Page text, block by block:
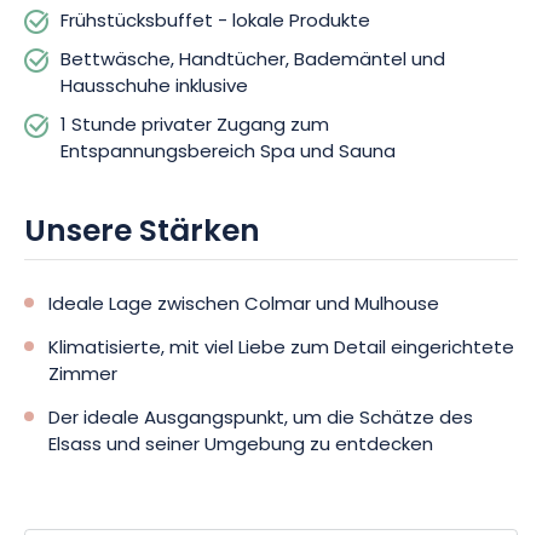
Zugang zum Entspannungsbereich Spa und Sauna.
Handtücher, Bademäntel, Bettwäsche und Hausschuhe
werden bereitgestellt. Wenn Sie diesen Moment der
den Zugang gegen einen Aufpreis auf 2,5 Stunden zu
verlängern. Ein Parkplatz befindet sich in der Nähe, um Ihnen
Haustiere sind in der Einrichtung nicht erlaubt.
Buchen Sie jetzt! Mit einer Mischung aus Komfort,
Wohlbefinden und Entdeckungen garantiert Ihnen La Grange
Ungersheim eine unvergessliche Auszeit im Elsass.
Frühstücksbuffet - lokale Produkte
Bettwäsche, Handtücher, Bademäntel und
Hausschuhe inklusive
1 Stunde privater Zugang zum
Entspannungsbereich Spa und Sauna
Unsere Stärken
Ideale Lage zwischen Colmar und Mulhouse
Klimatisierte, mit viel Liebe zum Detail eingerichtete
Zimmer
Der ideale Ausgangspunkt, um die Schätze des
Elsass und seiner Umgebung zu entdecken